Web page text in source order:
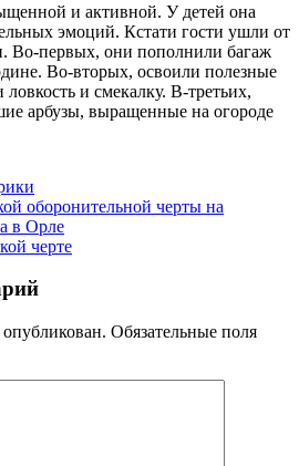
и активной. У детей она
эмоций. Кстати гости ушли от
Во-первых, они пополнили багаж
Во-вторых, освоили полезные
и смекалку. В-третьих,
арбузы, выращенные на огороде
оборонительной черты на
в Орле
черте
Обязательные поля